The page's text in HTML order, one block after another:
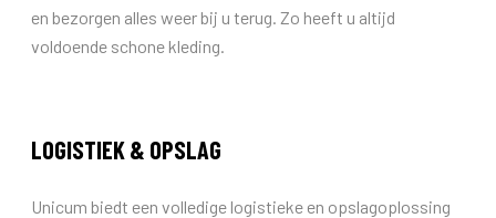
en bezorgen alles weer bij u terug. Zo heeft u altijd
voldoende schone kleding.
LOGISTIEK & OPSLAG
Unicum biedt een volledige logistieke en opslagoplossing